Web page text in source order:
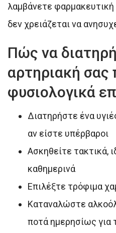
λαμβάνετε
δεν χρειάζεται να
Πώς να
αρτηριακή σας
φυσιολογικά
Διατηρήστε ένα
αν είστε υπέρβαροι
Ασκηθείτε τακτικά,
καθημερινά
Επιλέξτε τρόφιμα
Καταναλώστε
ποτά ημερησίως για